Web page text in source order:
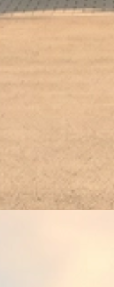
Waldeslust Roding (2)